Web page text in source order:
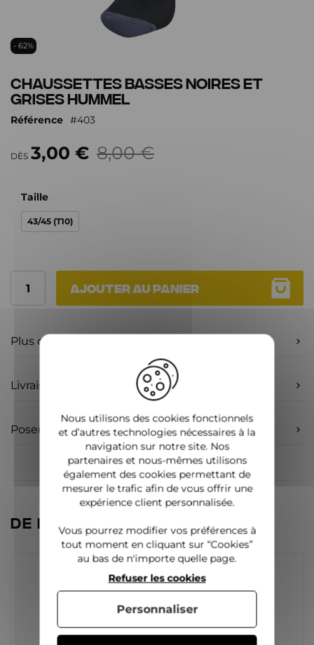
Passer
de
la
Galerie
- 62%
Chaussettes basses noires et
grises Hummel
Référence 403
DÈS 3,00 € 8,00 €
Taille
43/45 (T10)
Ajouter au panier
Plus d'infos
Livraison
Poser une question
DE LA MÊME CATÉGORIE
Nous utilisons des cookies fonctionnels
et d’autres technologies nécessaires à la
navigation sur notre site. Nos
partenaires et nous-mêmes utilisons
également des cookies permettant de
mesurer le trafic afin de vous offrir une
expérience client personnalisée.
Vous pourrez modifier vos préférences à
tout moment en cliquant sur “Cookies”
au bas de n'importe quelle page.
Refuser les cookies
Personnaliser